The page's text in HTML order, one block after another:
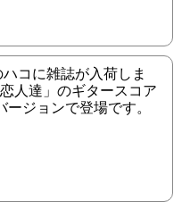
ハコに雑誌が入荷しま
人達」のギタースコア
ジョンで登場です。